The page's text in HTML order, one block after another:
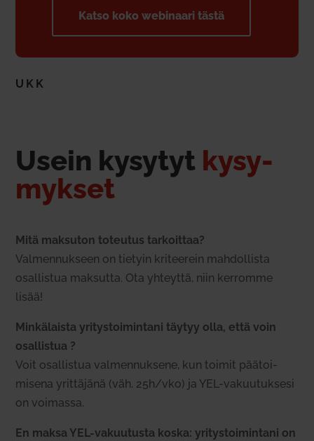
Katso koko webi­naari tästä
UKK
Usein kysytyt kysy­
mykset
Mitä mak­suton toteutus tar­koittaa?
Val­men­nukseen on tietyin kri­teerein mah­dol­lista
osal­listua mak­sutta. Ota yhteyttä, niin ker­romme
lisää!
Min­kä­laista yri­tys­toi­mintani täytyy olla, että voin
osal­listua ?
Voit osal­listua val­men­nuksene, kun toimit pää­toi­
misena yrit­täjänä (väh. 25h/vko) ja YEL-vakuu­tuksesi
on voi­massa.
En maksa YEL-vakuu­tusta koska: yri­tys­toi­mintani on